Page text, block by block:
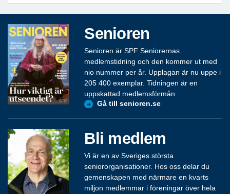
Senioren
Senioren är SPF Seniorernas
medlemstidning och den kommer ut med
nio nummer per år. Upplagan är nu uppe i
205 400 exemplar. Tidningen är en
uppskattad medlemsförmån.
Gå till senioren.se
Bli medlem
Vi är en av Sveriges största
seniororganisationer. Hos oss delar du
gemenskapen med närmare en kvarts
miljon medlemmar i föreningar över hela